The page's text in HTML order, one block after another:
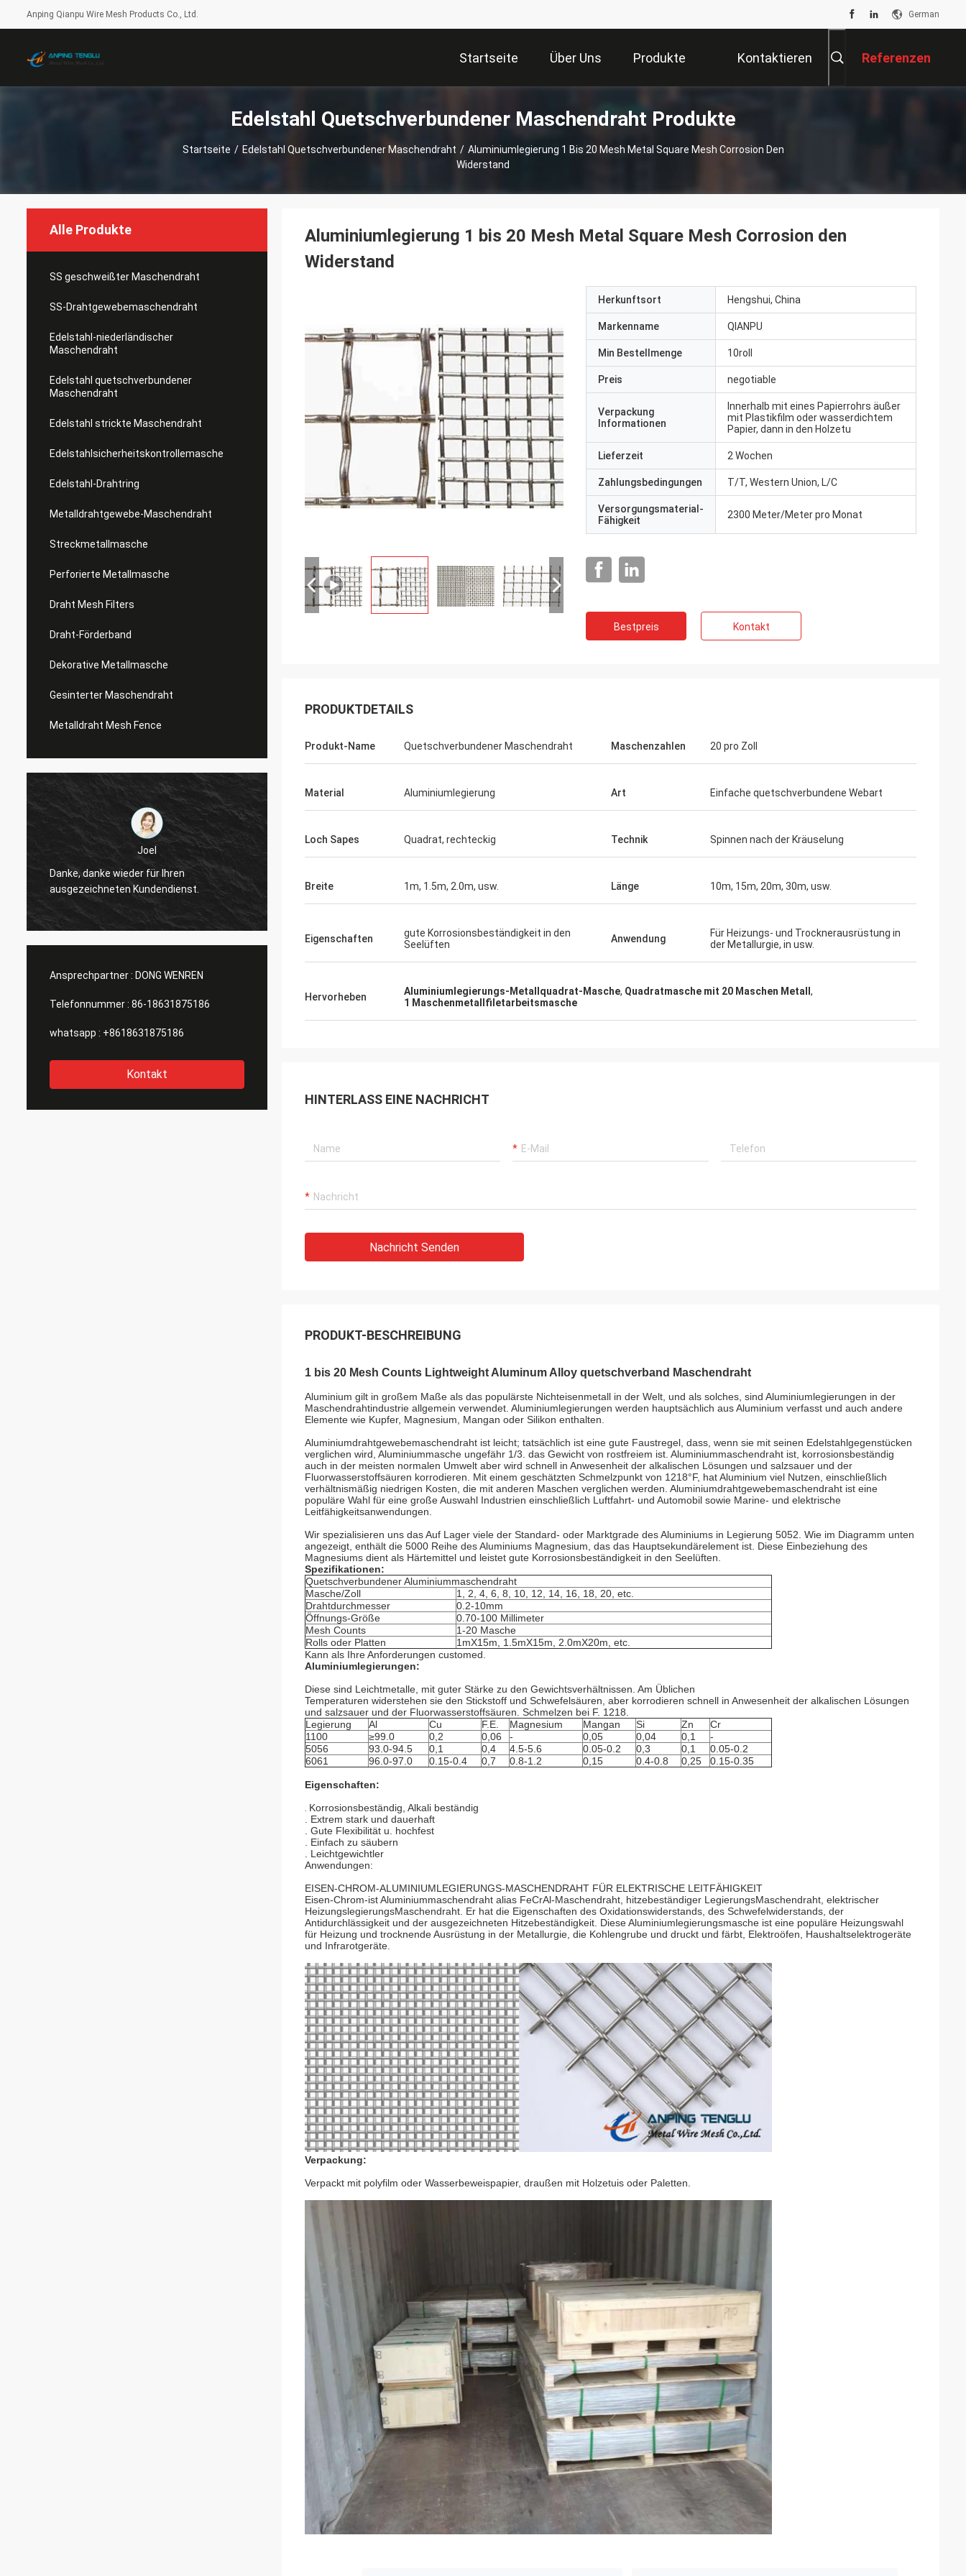
Anping Qianpu Wire Mesh Products Co., Ltd. German
Startseite Über Uns Produkte Kontaktieren Referenzen
Edelstahl Quetschverbundener Maschendraht Produkte
Startseite / Edelstahl Quetschverbundener Maschendraht / Aluminiumlegierung 1 Bis 20 Mesh Metal Square Mesh Corrosion Den
Widerstand
Alle Produkte
SS geschweißter Maschendraht
SS-Drahtgewebemaschendraht
Edelstahl-niederländischer
Maschendraht
Edelstahl quetschverbundener
Maschendraht
Edelstahl strickte Maschendraht
Edelstahlsicherheitskontrollemasche
Edelstahl-Drahtring
Metalldrahtgewebe-Maschendraht
Streckmetallmasche
Perforierte Metallmasche
Draht Mesh Filters
Draht-Förderband
Dekorative Metallmasche
Gesinterter Maschendraht
Metalldraht Mesh Fence
Joel
Danke, danke wieder für Ihren
ausgezeichneten Kundendienst.
ausgezeichneten Kundendienst.
Ansprechpartner : DONG WENREN
Telefonnummer : 86-18631875186
whatsapp : +8618631875186
Kontakt
Aluminiumlegierung 1 bis 20 Mesh Metal Square Mesh Corrosion den
Widerstand
Herkunftsort Hengshui, China
Markenname QIANPU
Min Bestellmenge 10roll
Preis negotiable
Verpackung
Informationen
Innerhalb mit eines Papierrohrs äußer
mit Plastikfilm oder wasserdichtem
Papier, dann in den Holzetu
Lieferzeit 2 Wochen
Zahlungsbedingungen T/T, Western Union, L/C
Versorgungsmaterial-
Fähigkeit
2300 Meter/Meter pro Monat
Bestpreis Kontakt
PRODUKTDETAILS
Produkt-Name Quetschverbundener Maschendraht Maschenzahlen 20 pro Zoll
Material Aluminiumlegierung Art Einfache quetschverbundene Webart
Loch Sapes Quadrat, rechteckig Technik Spinnen nach der Kräuselung
Breite 1m, 1.5m, 2.0m, usw. Länge 10m, 15m, 20m, 30m, usw.
Eigenschaften
gute Korrosionsbeständigkeit in den
Seelüften
Anwendung
Für Heizungs- und Trocknerausrüstung in
der Metallurgie, in usw.
Hervorheben Aluminiumlegierungs-Metallquadrat-Masche, Quadratmasche mit 20 Maschen Metall ,
1 Maschenmetallfiletarbeitsmasche
HINTERLASS EINE NACHRICHT
Nachricht Senden
PRODUKT-BESCHREIBUNG
1 bis 20 Mesh Counts Lightweight Aluminum Alloy quetschverband Maschendraht
Aluminium gilt in großem Maße als das populärste Nichteisenmetall in der Welt, und als solches, sind Aluminiumlegierungen in der
Maschendrahtindustrie allgemein verwendet. Aluminiumlegierungen werden hauptsächlich aus Aluminium verfasst und auch andere
Elemente wie Kupfer, Magnesium, Mangan oder Silikon enthalten.
Aluminiumdrahtgewebemaschendraht ist leicht; tatsächlich ist eine gute Faustregel, dass, wenn sie mit seinen Edelstahlgegenstücken
verglichen wird, Aluminiummasche ungefähr 1/3. das Gewicht von rostfreiem ist. Aluminiummaschendraht ist, korrosionsbeständig
auch in der meisten normalen Umwelt aber wird schnell in Anwesenheit der alkalischen Lösungen und salzsauer und der
Fluorwasserstoffsäuren korrodieren. Mit einem geschätzten Schmelzpunkt von 1218°F, hat Aluminium viel Nutzen, einschließlich
verhältnismäßig niedrigen Kosten, die mit anderen Maschen verglichen werden. Aluminiumdrahtgewebemaschendraht ist eine
populäre Wahl für eine große Auswahl Industrien einschließlich Luftfahrt- und Automobil sowie Marine- und elektrische
Leitfähigkeitsanwendungen.
Wir spezialisieren uns das Auf Lager viele der Standard- oder Marktgrade des Aluminiums in Legierung 5052. Wie im Diagramm unten
angezeigt, enthält die 5000 Reihe des Aluminiums Magnesium, das das Hauptsekundärelement ist. Diese Einbeziehung des
Magnesiums dient als Härtemittel und leistet gute Korrosionsbeständigkeit in den Seelüften.
Spezifikationen:
Quetschverbundener Aluminiummaschendraht
Masche/Zoll
1, 2, 4, 6, 8, 10, 12, 14, 16, 18, 20, etc.
Drahtdurchmesser
0.2-10mm
Öffnungs-Größe
0.70-100 Millimeter
Mesh Counts
1-20 Masche
Rolls oder Platten
1mX15m, 1.5mX15m, 2.0mX20m, etc.
Kann als Ihre Anforderungen customed.
Aluminiumlegierungen:
Diese sind Leichtmetalle, mit guter Stärke zu den Gewichtsverhältnissen. Am Üblichen
Temperaturen widerstehen sie den Stickstoff und Schwefelsäuren, aber korrodieren schnell in Anwesenheit der alkalischen Lösungen
und salzsauer und der Fluorwasserstoffsäuren. Schmelzen bei F. 1218.
Legierung
Al Cu F.E. Magnesium Mangan Si Zn
Cr
1100
≥99.0 0,2 0,06 - 0,05 0,04 0,1
-
5056
93.0-94.5 0,1 0,4 4.5-5.6 0.05-0.2 0,3 0,1
0.05-0.2
6061
96.0-97.0 0.15-0.4 0,7 0.8-1.2 0,15 0.4-0.8 0,25 0.15-0.35
Eigenschaften:
Korrosionsbeständig, Alkali beständig
. Extrem stark und dauerhaft
. Gute Flexibilität u. hochfest
. Einfach zu säubern
. Leichtgewichtler
Anwendungen:
EISEN-CHROM-ALUMINIUMLEGIERUNGS-MASCHENDRAHT FÜR ELEKTRISCHE LEITFÄHIGKEIT
Eisen-Chrom-ist Aluminiummaschendraht alias FeCrAl-Maschendraht, hitzebeständiger LegierungsMaschendraht, elektrischer
HeizungslegierungsMaschendraht. Er hat die Eigenschaften des Oxidationswiderstands, des Schwefelwiderstands, der
Antidurchlässigkeit und der ausgezeichneten Hitzebeständigkeit. Diese Aluminiumlegierungsmasche ist eine populäre Heizungswahl
für Heizung und trocknende Ausrüstung in der Metallurgie, die Kohlengrube und druckt und färbt, Elektroöfen, Haushaltselektrogeräte
und Infrarotgeräte.
Verpackung:
Verpackt mit polyfilm oder Wasserbeweispapier, draußen mit Holzetuis oder Paletten.